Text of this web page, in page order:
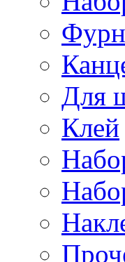
Для
Клей